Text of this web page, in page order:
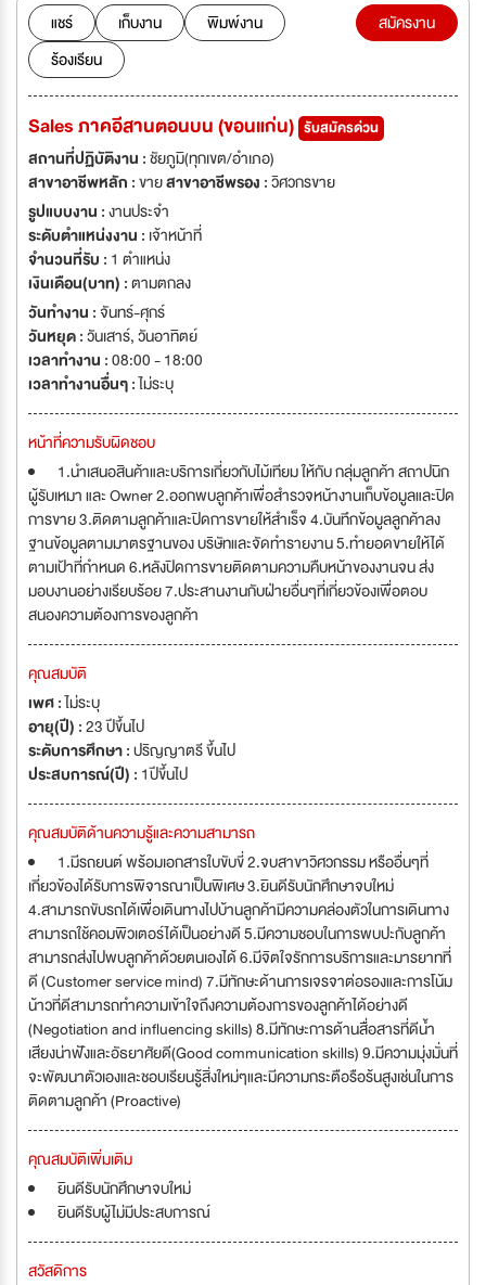
คุณสมบัติของผลิตภัณฑ์วัสดุทดแทนไม้ BIOWOOD 1. สวย งาม
เสมือนไม้จริง มีหลายเฉดสีและมีลวดลายในเนื้อไม้ 2. ทนทานต่อแมลง
ปลวก มอด รา 3.ทนทานต่อทุกสภาวะอากาศ ไม่ผุกร่อน ไม่บิดงอ ไม่บวม
ไม่หดตัว ไม่เป็นสนิม และไม่เปลี่ยนรูป 4. ไม่ลามไฟ ไม่มีสารเคมีที่เป็นพิษ
เป็นมิตรต่อสิ่งแวดล้อมและไม่ทำลายธรรมชาติ 5. น้ำหนักเบา ทำงานง่าย
ติดตั้งได้เร็ว สามารถใช้กับเครื่องมือช่างทุกชนิด 6. สามารถตอกตะปู เลื่อย
ไส ตัด ดัดโค้ง เจาะ กลึง ลบมุม และทาสีได้ตามต้องการ 7. ใช้งานได้ทั้ง
ภายในและภายนอก มีความคงทนกว่าไม้จริง ประหยัดค่าใช้จ่ายในการบำรุงรักษา
8. มีคุณสมบัติในการดูดซับเสียงและเป็นฉนวนป้องกันความร้อน ทำให้
อุณหภูมิของห้องเย็นสบายและประหยัดพลังงาน
แชร์ เก็บงาน
พิมพ์งาน
ร้องเรียน
สมัครงาน
Sales ภาคอีสานตอนบน (ขอนแก่น) รับสมัครด่วน
สถานที่ปฏิบัติงาน :ชัยภูมิ(ทุกเขต/อำเภอ)
สาขาอาชีพหลัก :ขายสาขาอาชีพรอง :วิศวกรขาย
รูปแบบงาน :งานประจำ
ระดับตำแหน่งงาน : เจ้าหน้าที่
จำนวนที่รับ : 1 ตำแหน่ง
เงินเดือน(บาท) :ตามตกลง
วันทำงาน :จันทร์-ศุกร์
วันหยุด :วันเสาร์,วันอาทิตย์
เวลาทำงาน :08:00 - 18:00
เวลาทำงานอื่นๆ :ไม่ระบุ
หน้าที่ความรับผิดชอบ
1.นำเสนอสินค้าและบริการเกี่ยวกับไม้เทียม ให้กับ กลุ่มลูกค้า สถาปนิก
ผู้รับเหมา และ Owner 2.ออกพบลูกค้าเพื่อสำรวจหน้างานเก็บข้อมูลและปิด
การขาย 3.ติดตามลูกค้าและปิดการขายให้สำเร็จ 4.บันทึกข้อมูลลูกค้าลง
ฐานข้อมูลตามมาตรฐานของ บริษัทและจัดทำรายงาน 5.ทำยอดขายให้ได้
ตามเป้าที่กำหนด 6.หลังปิดการขายติดตามความคืบหน้าของงานจน ส่ง
มอบงานอย่างเรียบร้อย 7.ประสานงานกับฝ่ายอื่นๆที่เกี่ยวข้องเพื่อตอบ
สนองความต้องการของลูกค้า
คุณสมบัติ
เพศ :ไม่ระบุ
อายุ(ปี) :23 ปีขึ้นไป
ระดับการศึกษา :ปริญญาตรี ขึ้นไป
ประสบการณ์(ปี) : 1ปีขึ้นไป
คุณสมบัติด้านความรู้และความสามารถ
1.มีรถยนต์ พร้อมเอกสารใบขับขี่ 2.จบสาขาวิศวกรรม หรืออื่นๆที่
เกี่ยวข้องได้รับการพิจารณาเป็นพิเศษ 3.ยินดีรับนักศึกษาจบใหม่
4.สามารถขับรถได้เพื่อเดินทางไปบ้านลูกค้ามีความคล่องตัวในการเดินทาง
สามารถใช้คอมพิวเตอร์ได้เป็นอย่างดี 5.มีความชอบในการพบปะกับลูกค้า
สามารถส่งไปพบลูกค้าด้วยตนเองได้ 6.มีจิตใจรักการบริการและมารยาทที่
ดี (Customer service mind) 7.มีทักษะด้านการเจรจาต่อรองและการโน้ม
น้าวที่ดีสามารถทำความเข้าใจถึงความต้องการของลูกค้าได้อย่างดี
(Negotiation and influencing skills) 8.มีทักษะการด้านสื่อสารที่ดีน้ำ
เสียงน่าฟังและอัธยาศัยดี(Good communication skills) 9.มีความมุ่งมั่นที่
จะพัฒนาตัวเองและชอบเรียนรู้สิ่งใหม่ๆและมีความกระตือรือร้นสูงเช่นในการ
ติดตามลูกค้า (Proactive)
คุณสมบัติเพิ่มเติม
ยินดีรับนักศึกษาจบใหม่
ยินดีรับผู้ไม่มีประสบการณ์
สวัสดิการ